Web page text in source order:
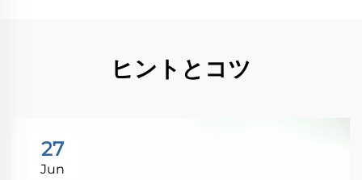
ヒントとコツ
27
Jun